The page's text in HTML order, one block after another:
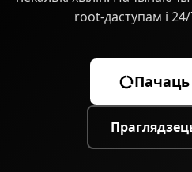
root-даступам і
Пачаць